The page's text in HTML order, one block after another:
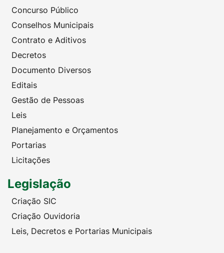
Concurso Público
Conselhos Municipais
Contrato e Aditivos
Decretos
Documento Diversos
Editais
Gestão de Pessoas
Leis
Planejamento e Orçamentos
Portarias
Licitações
Legislação
Criação SIC
Criação Ouvidoria
Leis, Decretos e Portarias Municipais